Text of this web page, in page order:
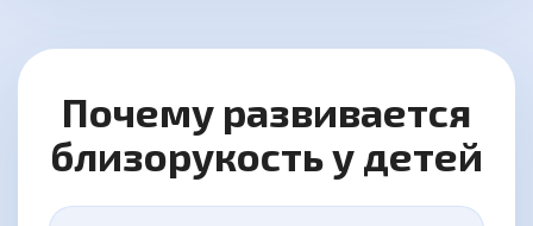
Почему развивается
близорукость у детей